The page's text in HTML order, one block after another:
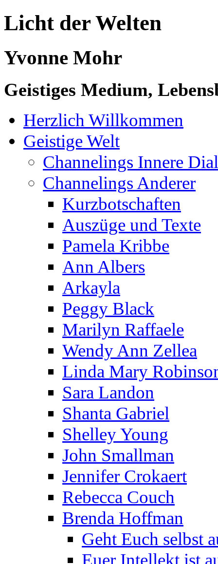
Licht der Welten
Yvonne Mohr
Geistiges Medium,
Herzlich Willkommen
Geistige Welt
Channelings Innere
Channelings Anderer
Kurzbotschaften
Auszüge und Texte
Pamela Kribbe
Ann Albers
Arkayla
Peggy Black
Marilyn Raffaele
Wendy Ann Zellea
Linda Mary
Sara Landon
Shanta Gabriel
Shelley Young
John Smallman
Jennifer Crokaert
Rebecca Couch
Brenda Hoffman
Geht Euch selbst
Euer Intellekt ist